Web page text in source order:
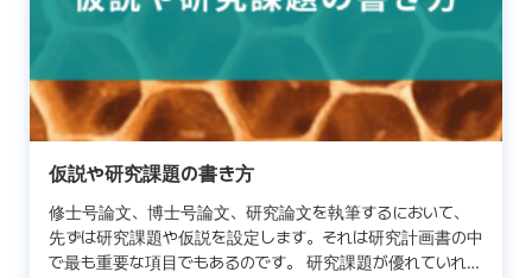
仮説や研究課題の書き方
修士号論文、博士号論文、研究論文を執筆するにおいて、
先ずは研究課題や仮説を設定します。それは研究計画書の中
で最も重要な項目でもあるのです。 研究課題が優れていれ